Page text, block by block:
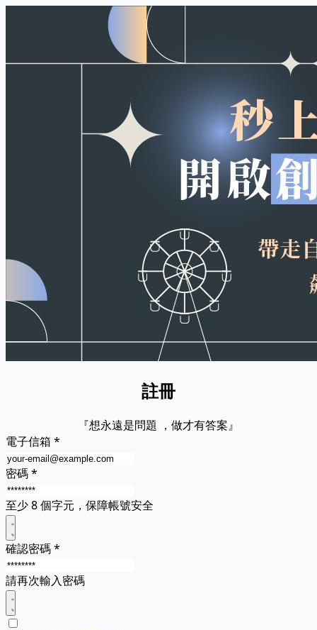
註冊
『想永遠是問題 ，做才有答案』
電子信箱 *
密碼*
至少 8 個字元，保障帳號安全
確認密碼*
請再次輸入密碼